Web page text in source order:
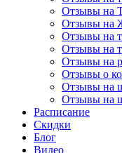
Отзывы на
Отзывы на
Отзывы на
Отзывы на
Отзывы на
Отзывы о
Отзывы на
Отзывы на
Расписание
Скидки
Блог
Видео